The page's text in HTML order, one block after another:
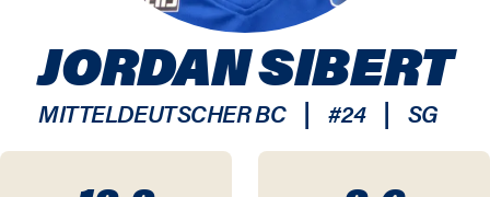
JORDAN SIBERT
MITTELDEUTSCHER BC | #24 | SG